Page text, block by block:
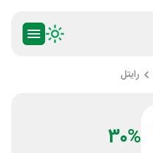
رایتل
30%